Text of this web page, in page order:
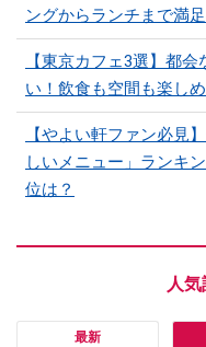
ングからランチまで満
【東京カフェ3選】都
い！飲食も空間も楽し
【やよい軒ファン必見
しいメニュー」ランキ
位は？
最新